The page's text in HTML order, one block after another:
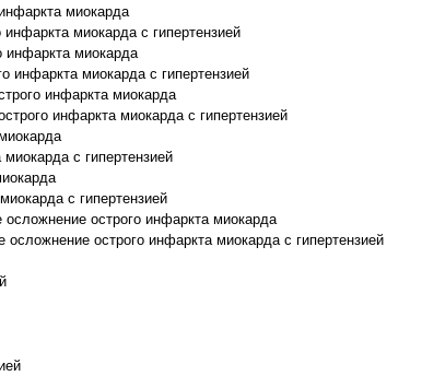
миокарда
миокарда с гипертензией
инфаркта миокарда
инфаркта миокарда с гипертензией
инфаркта миокарда
инфаркта миокарда с гипертензией
с гипертензией
с гипертензией
острого инфаркта миокарда
острого инфаркта миокарда с гипертензией